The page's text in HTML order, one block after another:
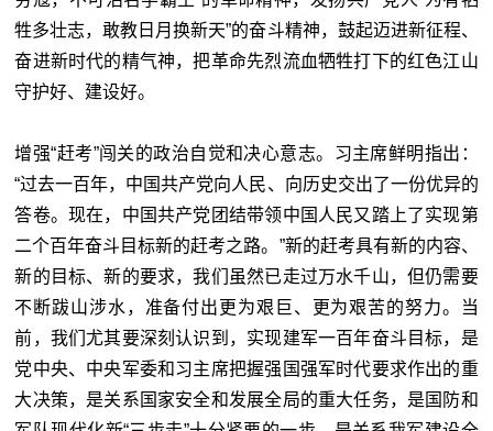
牲多壮志，敢教日月换新天”的奋斗精神，鼓起迈进新征程、
奋进新时代的精气神，把革命先烈流血牺牲打下的红色江山
守护好、建设好。
增强“赶考”闯关的政治自觉和决心意志。习主席鲜明指出：
“过去一百年，中国共产党向人民、向历史交出了一份优异的
答卷。现在，中国共产党团结带领中国人民又踏上了实现第
二个百年奋斗目标新的赶考之路。”新的赶考具有新的内容、
新的目标、新的要求，我们虽然已走过万水千山，但仍需要
不断跋山涉水，准备付出更为艰巨、更为艰苦的努力。当
前，我们尤其要深刻认识到，实现建军一百年奋斗目标，是
党中央、中央军委和习主席把握强国强军时代要求作出的重
大决策，是关系国家安全和发展全局的重大任务，是国防和